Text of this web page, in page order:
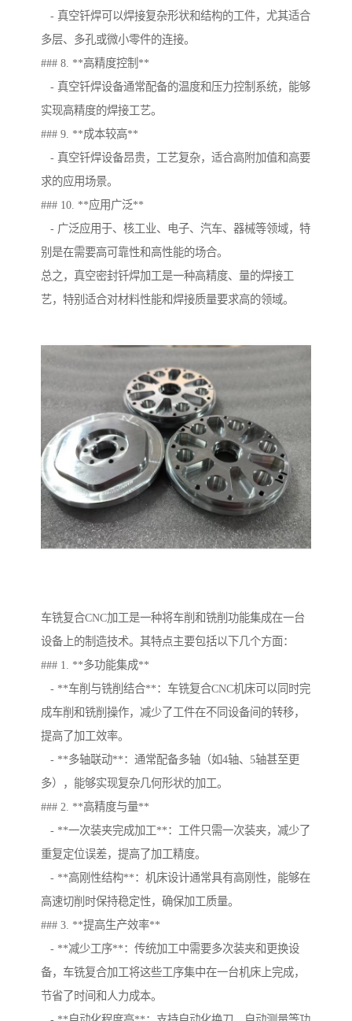
- 真空钎焊可以焊接复杂形状和结构的工件，尤其适合
多层、多孔或微小零件的连接。
### 8. **高精度控制**
- 真空钎焊设备通常配备的温度和压力控制系统，能够
实现高精度的焊接工艺。
### 9. **成本较高**
- 真空钎焊设备昂贵，工艺复杂，适合高附加值和高要
求的应用场景。
### 10. **应用广泛**
- 广泛应用于、核工业、电子、汽车、器械等领域，特
别是在需要高可靠性和高性能的场合。
总之，真空密封钎焊加工是一种高精度、量的焊接工
艺，特别适合对材料性能和焊接质量要求高的领域。
车铣复合CNC加工是一种将车削和铣削功能集成在一台
设备上的制造技术。其特点主要包括以下几个方面：
### 1. **多功能集成**
- **车削与铣削结合**：车铣复合CNC机床可以同时完
成车削和铣削操作，减少了工件在不同设备间的转移，
提高了加工效率。
- **多轴联动**：通常配备多轴（如4轴、5轴甚至更
多），能够实现复杂几何形状的加工。
### 2. **高精度与量**
- **一次装夹完成加工**：工件只需一次装夹，减少了
重复定位误差，提高了加工精度。
- **高刚性结构**：机床设计通常具有高刚性，能够在
高速切削时保持稳定性，确保加工质量。
### 3. **提高生产效率**
- **减少工序**：传统加工中需要多次装夹和更换设
备，车铣复合加工将这些工序集中在一台机床上完成，
节省了时间和人力成本。